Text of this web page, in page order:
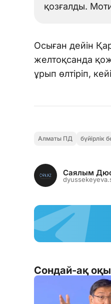
қозғалды.
Осыған дейін
желтоқсанда
ұрып өлтіріп,
Алматы ПД бүйірлік
Саялым
Сондай-ақ